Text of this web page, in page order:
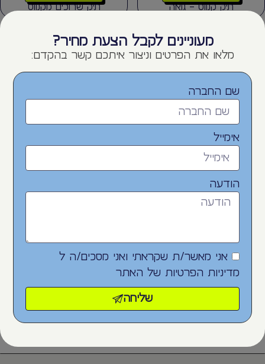
תיק קנווס – גואה
תיק שרוכים מקנווס
מעוניינים לקבל הצעת מחיר?
מלאו את הפרטים וניצור איתכם קשר בהקדם:
שם החברה
אימייל
הודעה
אני מאשר/ת שקראתי ואני מסכים/ה ל
מדיניות הפרטיות של האתר
שליחה